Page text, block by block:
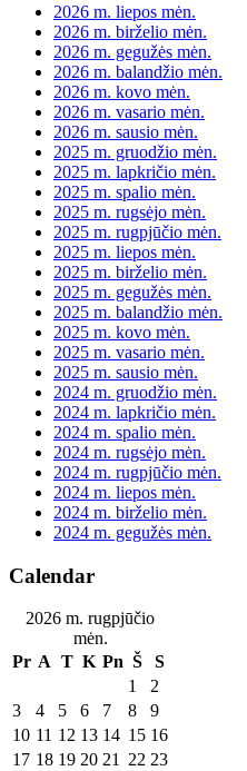
2026 m. liepos mėn.
2026 m. birželio mėn.
2026 m. gegužės mėn.
2026 m. balandžio mėn.
2026 m. kovo mėn.
2026 m. vasario mėn.
2026 m. sausio mėn.
2025 m. gruodžio mėn.
2025 m. lapkričio mėn.
2025 m. spalio mėn.
2025 m. rugsėjo mėn.
2025 m. rugpjūčio mėn.
2025 m. liepos mėn.
2025 m. birželio mėn.
2025 m. gegužės mėn.
2025 m. balandžio mėn.
2025 m. kovo mėn.
2025 m. vasario mėn.
2025 m. sausio mėn.
2024 m. gruodžio mėn.
2024 m. lapkričio mėn.
2024 m. spalio mėn.
2024 m. rugsėjo mėn.
2024 m. rugpjūčio mėn.
2024 m. liepos mėn.
2024 m. birželio mėn.
2024 m. gegužės mėn.
Calendar
2026 m. rugpjūčio
mėn.
Pr A T K Pn Š
S
1
2
3
4 5 6 7 8
9
10 11 12 13 14 15 16
17 18 19 20 21 22 23